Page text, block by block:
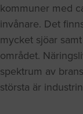
kommuner med
invånare. Det
mycket sjöar
området.
spektrum av
största är